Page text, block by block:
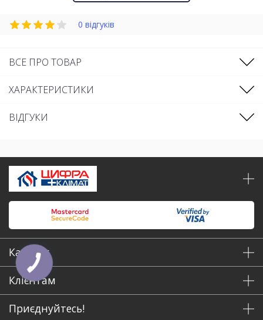
0 відгуків
ВСЕ ПРО ТОВАР
ХАРАКТЕРИСТИКИ
ВІДГУКИ
Каталог
Клієнтам
Приєднуйтесь!